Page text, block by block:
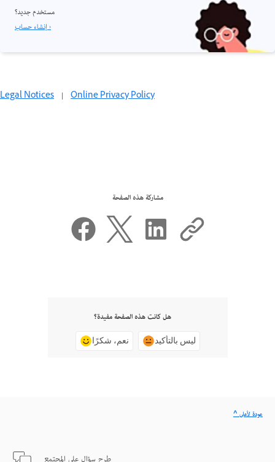
مستخدم جديد؟
إنشاء حساب ›
Legal Notices | Online Privacy Policy
مشاركة هذه الصفحة
هل كانت هذه الصفحة مفيدة؟
نعم، شكرًا ليس بالتأكيد
^ عودة لأعلى